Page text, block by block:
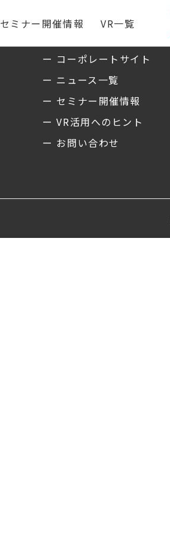
セミナー開催情報 VR一覧
私たちについて
ー コーポレートサイト
ー ニュース一覧
ー セミナー開催情報
ー VR活用へのヒント
ー お問い合わせ